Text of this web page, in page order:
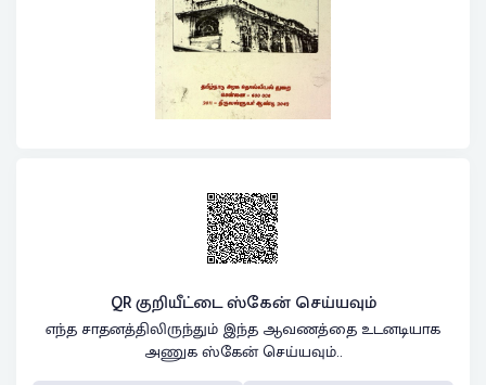
QR குறியீட்டை ஸ்கேன் செய்யவும்
எந்த சாதனத்திலிருந்தும் இந்த ஆவணத்தை உடனடியாக
அணுக ஸ்கேன் செய்யவும்..